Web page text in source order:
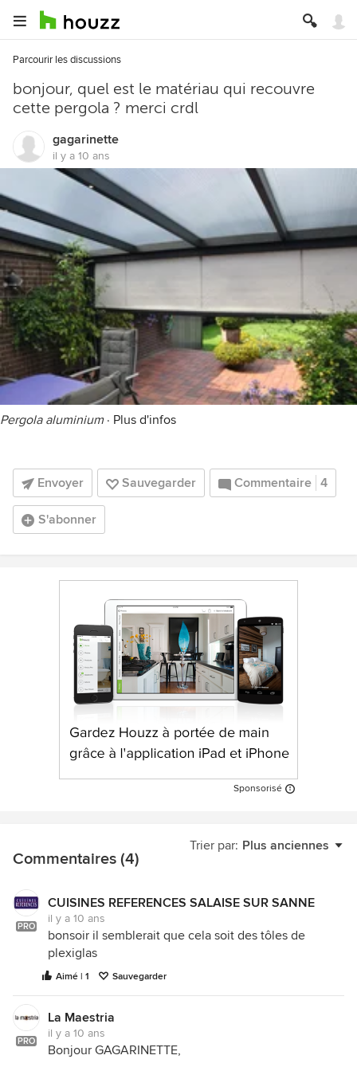
Parcourir les discussions
bonjour, quel est le matériau qui recouvre
cette pergola ? merci crdl
gagarinette
il y a 10 ans
Pergola aluminium· Plus d'infos
Envoyer Sauvegarder Commentaire 4
S'abonner
Sponsorisé
Trier par: Plus anciennes
Commentaires (4)
PRO
CUISINES REFERENCES SALAISE SUR SANNE
il y a 10 ans
bonsoir il semblerait que cela soit des tôles de
plexiglas
Aimé | 1 Sauvegarder
PRO
La Maestria
il y a 10 ans
Bonjour GAGARINETTE,